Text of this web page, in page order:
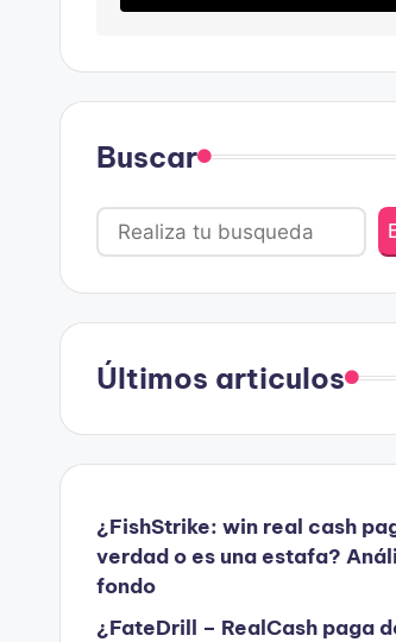
Buscar
Últimos articulos
¿FishStrike: win real cash
verdad o es una estafa?
fondo
¿FateDrill – RealCash paga